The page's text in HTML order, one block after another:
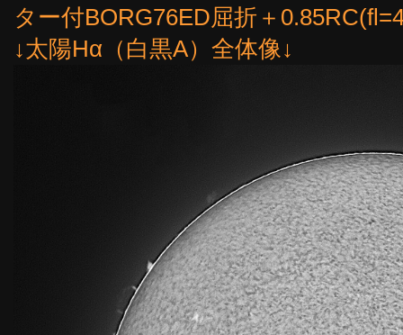
ター付BORG76ED屈折＋
↓太陽Hα（白黒A）全体像↓